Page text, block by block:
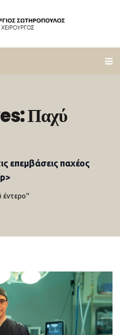
Παχύ
επεμβάσεις παχέος
έντερο"